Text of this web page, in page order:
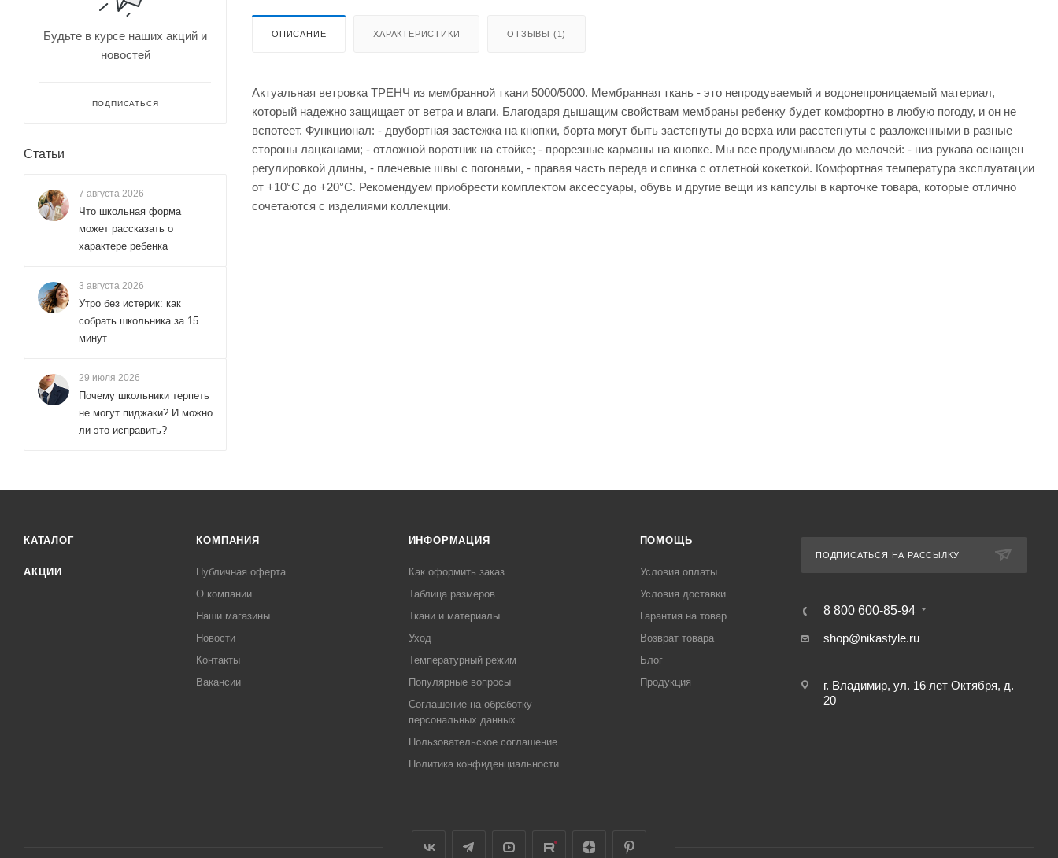
ОПИСАНИЕ ХАРАКТЕРИСТИКИ ОТЗЫВЫ (1)
Актуальная ветровка ТРЕНЧ из мембранной ткани 5000/5000. Мембранная ткань - это непродуваемый и водонепроницаемый материал,
который надежно защищает от ветра и влаги. Благодаря дышащим свойствам мембраны ребенку будет комфортно в любую погоду, и он не
вспотеет. Функционал: - двубортная застежка на кнопки, борта могут быть застегнуты до верха или расстегнуты с разложенными в разные
стороны лацканами; - отложной воротник на стойке; - прорезные карманы на кнопке. Мы все продумываем до мелочей: - низ рукава оснащен
регулировкой длины, - плечевые швы с погонами, - правая часть переда и спинка с отлетной кокеткой. Комфортная температура эксплуатации
от +10°С до +20°С. Рекомендуем приобрести комплектом аксессуары, обувь и другие вещи из капсулы в карточке товара, которые отлично
сочетаются с изделиями коллекции.
Будьте в курсе наших акций и
новостей
ПОДПИСАТЬСЯ
Статьи
7 августа 2026
Что школьная форма
может рассказать о
характере ребенка
3 августа 2026
Утро без истерик: как
собрать школьника за 15
минут
29 июля 2026
Почему школьники терпеть
не могут пиджаки? И можно
ли это исправить?
КАТАЛОГ
АКЦИИ
КОМПАНИЯ
Публичная оферта
О компании
Наши магазины
Новости
Контакты
Вакансии
ИНФОРМАЦИЯ
Как оформить заказ
Таблица размеров
Ткани и материалы
Уход
Температурный режим
Популярные вопросы
Соглашение на обработку
персональных данных
Пользовательское соглашение
Политика конфиденциальности
ПОМОЩЬ
Условия оплаты
Условия доставки
Гарантия на товар
Возврат товара
Блог
Продукция
ПОДПИСАТЬСЯ НА РАССЫЛКУ
8 800 600-85-94
shop@nikastyle.ru
г. Владимир, ул. 16 лет Октября, д.
20